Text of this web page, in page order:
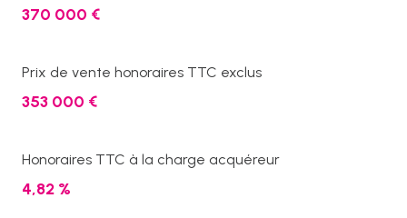
370 000 €
Prix de vente honoraires TTC exclus
353 000 €
Honoraires TTC à la charge acquéreur
4,82 %